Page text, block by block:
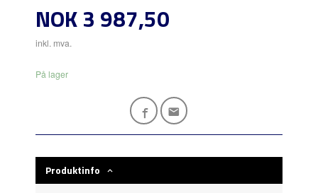
Pris
NOK3 987,50
inkl. mva.
På lager
Produktinfo